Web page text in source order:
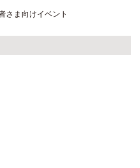
さま向けイベント